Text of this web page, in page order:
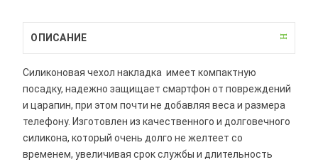
ОПИСАНИЕ
Силиконовая чехол накладка имеет компактную
посадку, надежно защищает смартфон от повреждений
и царапин, при этом почти не добавляя веса и размера
телефону. Изготовлен из качественного и долговечного
силикона, который очень долго не желтеет со
временем, увеличивая срок службы и длительность